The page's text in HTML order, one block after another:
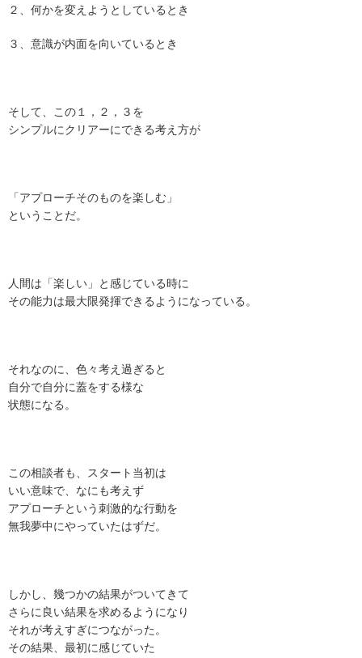
２、何かを変えようとしているとき
３、意識が内面を向いているとき
そして、この１，２，３を
シンプルにクリアーにできる考え方が
「アプローチそのものを楽しむ」
ということだ。
人間は「楽しい」と感じている時に
その能力は最大限発揮できるようになっている。
それなのに、色々考え過ぎると
自分で自分に蓋をする様な
状態になる。
この相談者も、スタート当初は
いい意味で、なにも考えず
アプローチという刺激的な行動を
無我夢中にやっていたはずだ。
しかし、幾つかの結果がついてきて
さらに良い結果を求めるようになり
それが考えすぎにつながった。
その結果、最初に感じていた